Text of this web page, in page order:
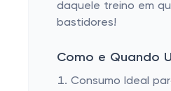
daquele treino em
bastidores!
Como e Quando
Consumo Ideal